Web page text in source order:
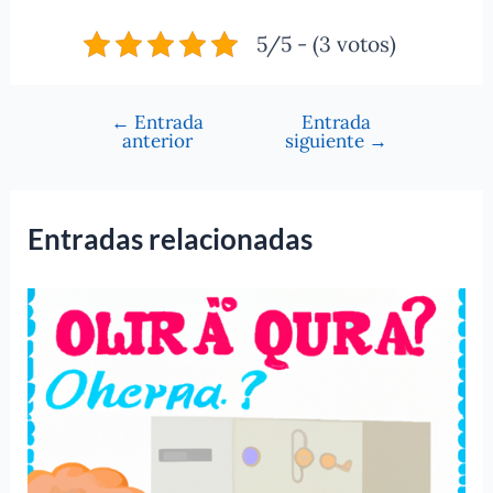
5/5 - (3 votos)
Navegación
← Entrada
anterior
Entrada
siguiente →
Entradas relacionadas